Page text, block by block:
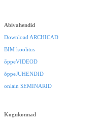
Abivahendid
Download ARCHICAD
BIM koolitus
õppeVIDEOD
õppeJUHENDID
onlain SEMINARID
Kogukonnad